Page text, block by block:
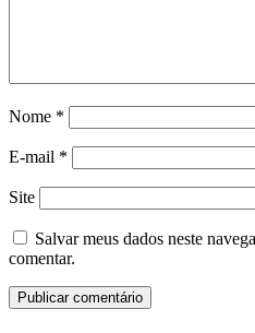
Nome *
E-mail *
Site
Salvar meus dados neste
comentar.